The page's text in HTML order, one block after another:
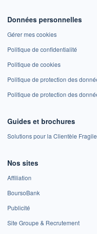
Données personnelles
Gérer mes cookies
Politique de confidentialité
Politique de cookies
Politique de protection des
Politique de protection des
Guides et brochures
Solutions pour la Clientèle Fragile
Nos sites
Affiliation
BoursoBank
Publicité
Site Groupe & Recrutement